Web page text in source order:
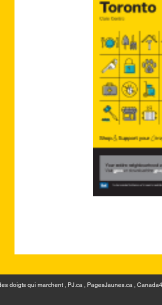
doigts qui marchent , PJ.ca , PagesJaunes.ca ,